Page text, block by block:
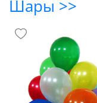
Шары >>